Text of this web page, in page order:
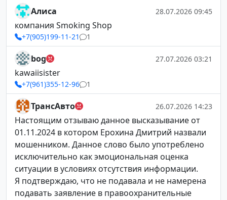
Алиса 28.07.2026 09:45
компания Smoking Shop
+7(905)199-11-21 1
bog 27.07.2026 03:21
kawaiisister
+7(961)355-12-96 1
ТрансАвто 26.07.2026 14:23
Настоящим отзываю данное высказывание от
01.11.2024 в котором Ерохина Дмитрий назвали
мошенником. Данное слово было употреблено
исключительно как эмоциональная оценка
ситуации в условиях отсутствия информации.
Я подтверждаю, что не подавала и не намерена
подавать заявление в правоохранительные